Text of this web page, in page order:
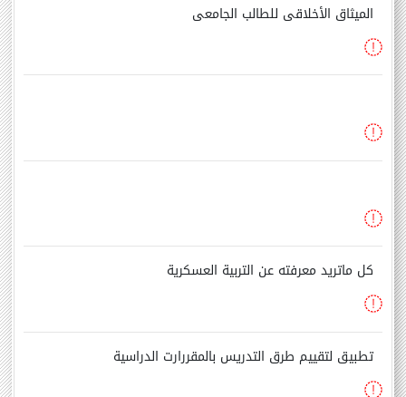
الميثاق الأخلاقى للطالب الجامعى
كل ماتريد معرفته عن التربية العسكرية
تطبيق لتقييم طرق التدريس بالمقررارت الدراسية